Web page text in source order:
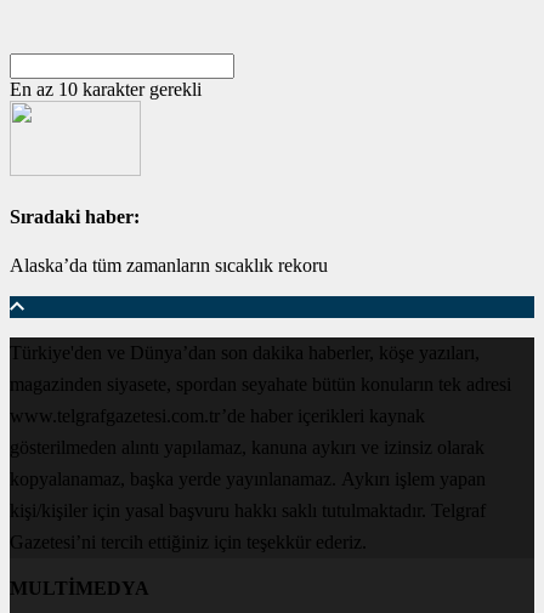
En az 10 karakter gerekli
Sıradaki haber:
Alaska’da tüm zamanların sıcaklık rekoru
Türkiye'den ve Dünya’dan son dakika haberler, köşe yazıları,
magazinden siyasete, spordan seyahate bütün konuların tek adresi
www.telgrafgazetesi.com.tr’de haber içerikleri kaynak
gösterilmeden alıntı yapılamaz, kanuna aykırı ve izinsiz olarak
kopyalanamaz, başka yerde yayınlanamaz. Aykırı işlem yapan
kişi/kişiler için yasal başvuru hakkı saklı tutulmaktadır. Telgraf
Gazetesi’ni tercih ettiğiniz için teşekkür ederiz.
MULTİMEDYA